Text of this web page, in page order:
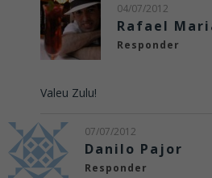
04/07/2012
Rafael
Responder
Valeu Zulu!
07/07/2012
Danilo Pajor
Responder